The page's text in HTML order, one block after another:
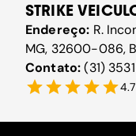
STRIKE
Endereço: R.
MG, 32600-086,
Contato:(31)
4.7